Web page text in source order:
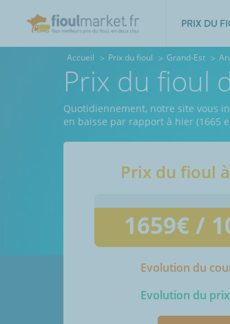
PRIX DU
Accueil Prix du fioul Grand-Est
Prix du fioul
Quotidiennement, notre site vous
en baisse par rapport à hier (1665
Prix du fioul à
1659€ /
Evolution du
Evolution du